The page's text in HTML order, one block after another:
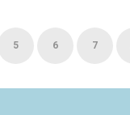
5 6 7